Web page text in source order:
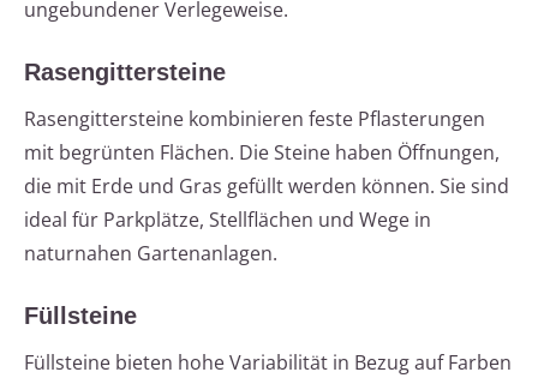
ungebundener Verlegeweise.
Rasengittersteine
Rasengittersteine kombinieren feste Pflasterungen
mit begrünten Flächen. Die Steine haben Öffnungen,
die mit Erde und Gras gefüllt werden können. Sie sind
ideal für Parkplätze, Stellflächen und Wege in
naturnahen Gartenanlagen.
Füllsteine
Füllsteine bieten hohe Variabilität in Bezug auf Farben